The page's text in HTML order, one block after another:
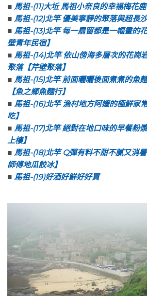
■ 馬祖-(11)大坵 馬祖小奈良的幸福梅花鹿
■ 馬祖-(12)北竿 優美寧靜的聚落與超長
■ 馬祖-(13)北竿 每一扇窗都是一幅畫的
壁青年民宿】
■ 馬祖-(14)北竿 依山傍海多層次的花崗
聚落【芹壁聚落】
■ 馬祖-(15)北竿 前面曬曬後面煮煮的魚
【魚之鄉魚麵行】
■ 馬祖-(16)北竿 漁村地方阿嬤的極鮮家
吃】
■ 馬祖-(17)北竿 絕對在地口味的早餐粉
上樓】
■ 馬祖-(18)北竿 Q彈有料不甜不膩又消
師傅地瓜餃冰】
■ 馬祖-(19)好酒好鮮好好買